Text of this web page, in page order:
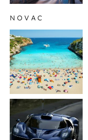
NOVAC